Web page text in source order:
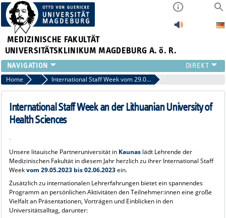
MEDIZINISCHE FAKULTÄT
UNIVERSITÄTSKLINIKUM MAGDEBURG A. ö. R.
INSTITUTE
KLINIKEN
ZENTRALE EINRICHTUNGEN
FORSCHUNG
ÜBER UNS
INTERNATIONAL
INTRANET
Home Auslandsamt Aktuell International Staff Week vom 29.05.23 bis 02.06.23 an der Lithuanian University of Health Sciences
International Staff Week an der Lithuanian University of
Health Sciences
-
Unsere litauische Partneruniversität in Kaunaslädt Lehrende der
Medizinischen Fakultät in diesem Jahr herzlich zu ihrer International Staff
Weekvom 29.05.2023 bis 02.06.2023ein.
Zusätzlich zu internationalen Lehrerfahrungen bietet ein spannendes
Programm an persönlichen Aktivitäten den Teilnehmer:innen eine große
Vielfalt an Präsentationen, Vorträgen und Einblicken in den
Universitätsalltag, darunter: